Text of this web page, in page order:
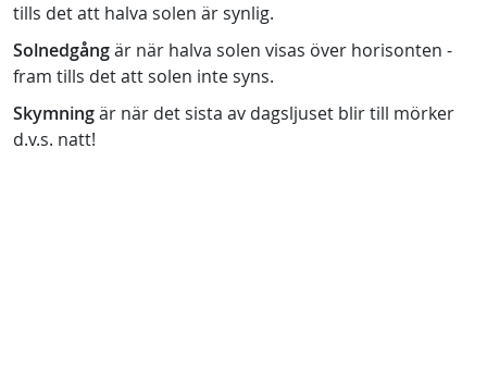
tills det att halva solen är synlig.
Solnedgångär när halva solen visas över horisonten -
fram tills det att solen inte syns.
Skymningär när det sista av dagsljuset blir till mörker
d.v.s. natt!